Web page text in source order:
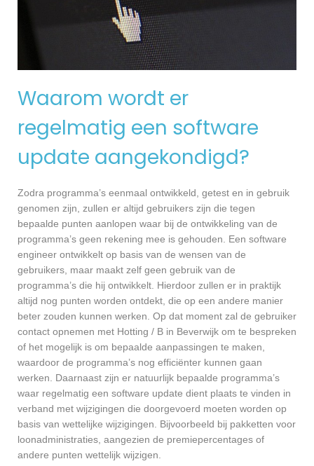
Waarom wordt er
regelmatig een software
update aangekondigd?
Zodra programma’s eenmaal ontwikkeld, getest en in gebruik
genomen zijn, zullen er altijd gebruikers zijn die tegen
bepaalde punten aanlopen waar bij de ontwikkeling van de
programma’s geen rekening mee is gehouden. Een software
engineer ontwikkelt op basis van de wensen van de
gebruikers, maar maakt zelf geen gebruik van de
programma’s die hij ontwikkelt. Hierdoor zullen er in praktijk
altijd nog punten worden ontdekt, die op een andere manier
beter zouden kunnen werken. Op dat moment zal de gebruiker
contact opnemen met Hotting / B in Beverwijk om te bespreken
of het mogelijk is om bepaalde aanpassingen te maken,
waardoor de programma’s nog efficiënter kunnen gaan
werken. Daarnaast zijn er natuurlijk bepaalde programma’s
waar regelmatig een software update dient plaats te vinden in
verband met wijzigingen die doorgevoerd moeten worden op
basis van wettelijke wijzigingen. Bijvoorbeeld bij pakketten voor
loonadministraties, aangezien de premiepercentages of
andere punten wettelijk wijzigen.